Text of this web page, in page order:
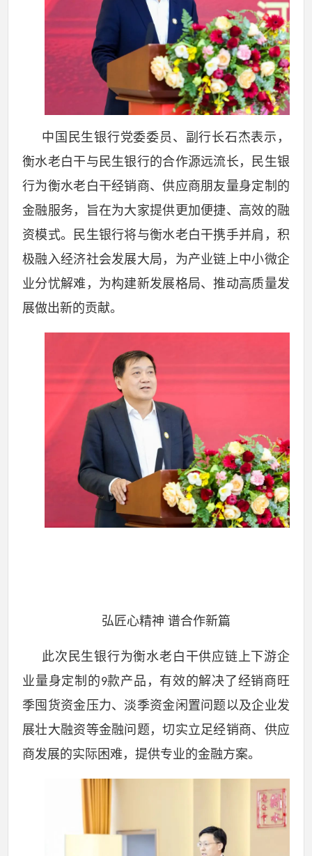
中国民生银行党委委员、副行长石杰表示，
衡水老白干与民生银行的合作源远流长，民生银
行为衡水老白干经销商、供应商朋友量身定制的
金融服务，旨在为大家提供更加便捷、高效的融
资模式。民生银行将与衡水老白干携手并肩，积
极融入经济社会发展大局，为产业链上中小微企
业分忧解难，为构建新发展格局、推动高质量发
展做出新的贡献。
弘匠心精神 谱合作新篇
此次民生银行为衡水老白干供应链上下游企
业量身定制的9款产品，有效的解决了经销商旺
季囤货资金压力、淡季资金闲置问题以及企业发
展壮大融资等金融问题，切实立足经销商、供应
商发展的实际困难，提供专业的金融方案。